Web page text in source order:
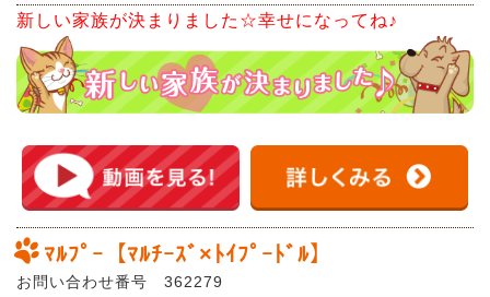
新しい家族が決まりました☆幸せになってね♪
ﾏﾙﾌﾟｰ【ﾏﾙﾁｰｽﾞ×ﾄｲﾌﾟｰﾄﾞﾙ】
お問い合わせ番号 362279